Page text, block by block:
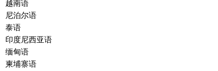
越南语
尼泊尔语
泰语
印度尼西亚语
缅甸语
柬埔寨语